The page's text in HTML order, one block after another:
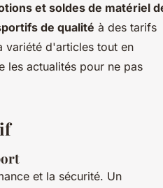
et soldes de matériel
de qualité à des tarifs
variété d'articles tout en
les actualités pour ne pas
et la sécurité. Un